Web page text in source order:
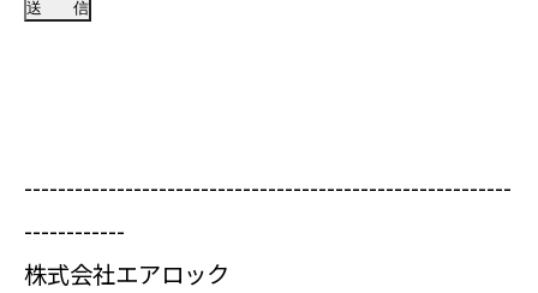
----------------------------------------------------------
------------
株式会社エアロック